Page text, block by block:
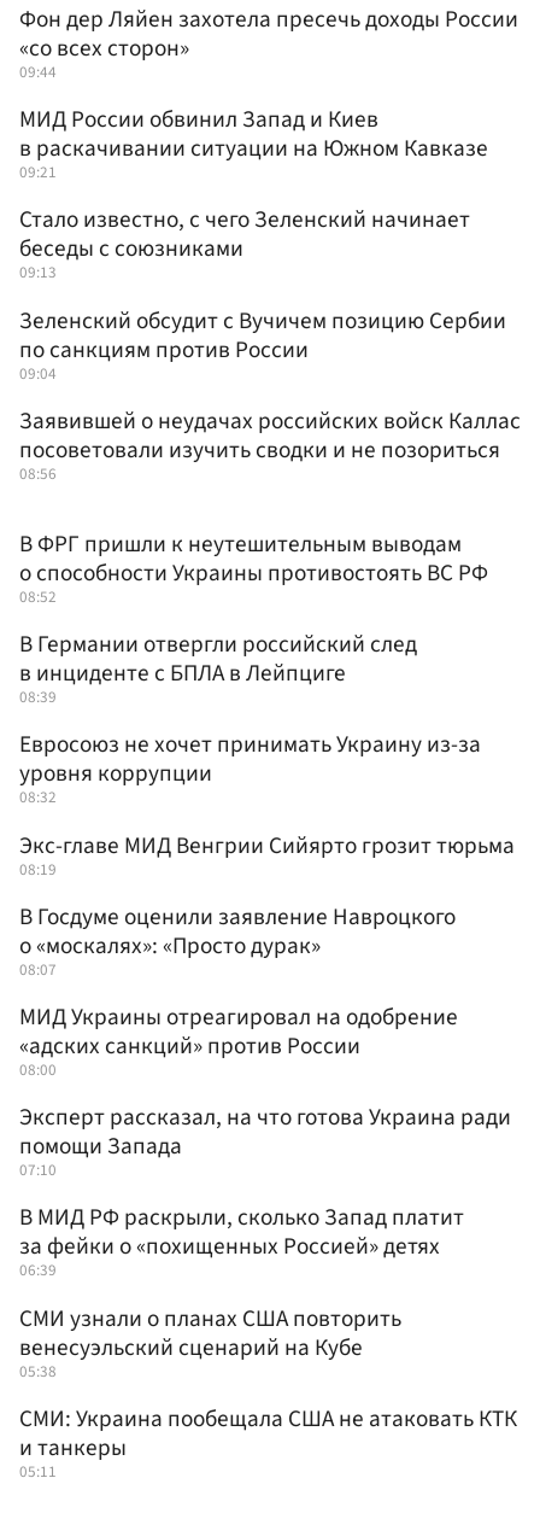
Фон дер Ляйен захотела пресечь доходы России
«со всех сторон»
09:44
МИД России обвинил Запад и Киев
в раскачивании ситуации на Южном Кавказе
09:21
Стало известно, с чего Зеленский начинает
беседы с союзниками
09:13
Зеленский обсудит с Вучичем позицию Сербии
по санкциям против России
09:04
Заявившей о неудачах российских войск Каллас
посоветовали изучить сводки и не позориться
08:56
В ФРГ пришли к неутешительным выводам
о способности Украины противостоять ВС РФ
08:52
В Германии отвергли российский след
в инциденте с БПЛА в Лейпциге
08:39
Евросоюз не хочет принимать Украину из-за
уровня коррупции
08:32
Экс-главе МИД Венгрии Сийярто грозит тюрьма
08:19
В Госдуме оценили заявление Навроцкого
о «москалях»: «Просто дурак»
08:07
МИД Украины отреагировал на одобрение
«адских санкций» против России
08:00
Эксперт рассказал, на что готова Украина ради
помощи Запада
07:10
В МИД РФ раскрыли, сколько Запад платит
за фейки о «похищенных Россией» детях
06:39
СМИ узнали о планах США повторить
венесуэльский сценарий на Кубе
05:38
СМИ: Украина пообещала США не атаковать КТК
и танкеры
05:11